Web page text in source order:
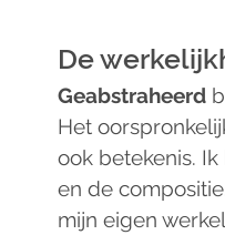
De
Geabstraheerd
Het
ook betekenis.
en de
mijn eigen